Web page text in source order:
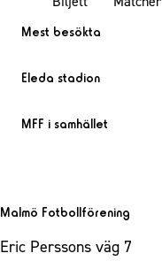
Mest besökta
Eleda stadion
MFF i samhället
Malmö Fotbollförening
Eric Perssons väg 7